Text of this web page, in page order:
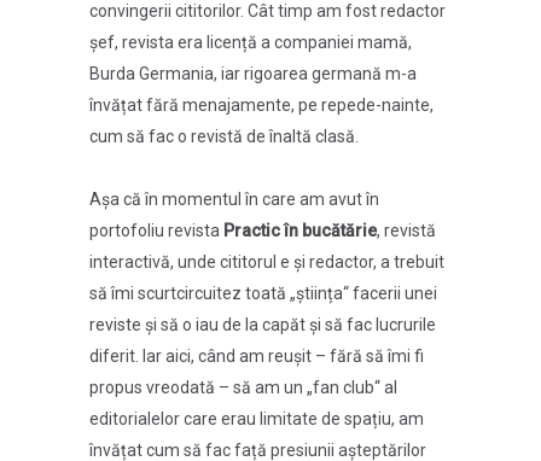
convingerii cititorilor. Cât timp am fost redactor
șef, revista era licență a companiei mamă,
Burda Germania, iar rigoarea germană m-a
învățat fără menajamente, pe repede-nainte,
cum să fac o revistă de înaltă clasă.
Așa că în momentul în care am avut în
portofoliu revista Practic în bucătărie, revistă
interactivă, unde cititorul e și redactor, a trebuit
să îmi scurtcircuitez toată „știința“ facerii unei
reviste și să o iau de la capăt și să fac lucrurile
diferit. Iar aici, când am reușit – fără să îmi fi
propus vreodată – să am un „fan club“ al
editorialelor care erau limitate de spațiu, am
învățat cum să fac față presiunii așteptărilor